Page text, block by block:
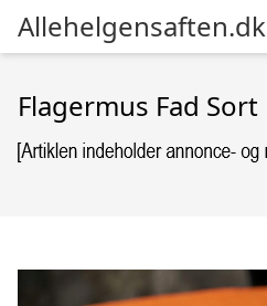
Allehelgensaften.dk
Flagermus Fad Sort